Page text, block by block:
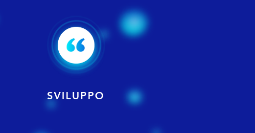
SVILUPPO